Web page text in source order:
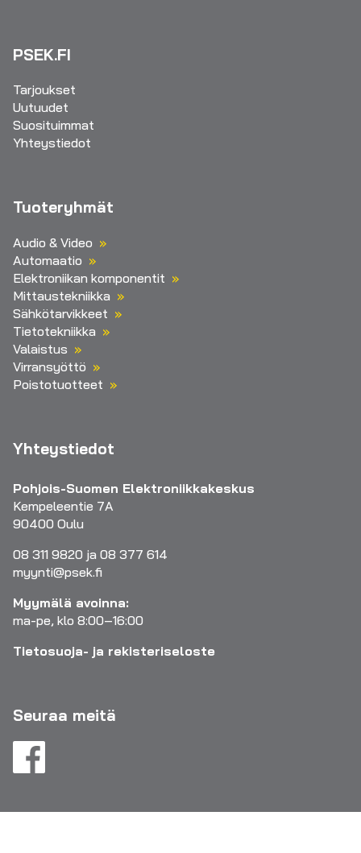
PSEK.FI
Tarjoukset
Uutuudet
Suosituimmat
Yhteystiedot
Tuoteryhmät
Audio & Video
Automaatio
Elektroniikan komponentit
Mittaustekniikka
Sähkötarvikkeet
Tietotekniikka
Valaistus
Virransyöttö
Poistotuotteet
Yhteystiedot
Pohjois-Suomen Elektroniikkakeskus
Kempeleentie 7A
90400 Oulu
08 311 9820 ja 08 377 614
myynti@psek.fi
Myymälä avoinna:
ma-pe, klo 8:00–16:00
Tietosuoja- ja rekisteriseloste
Seuraa meitä